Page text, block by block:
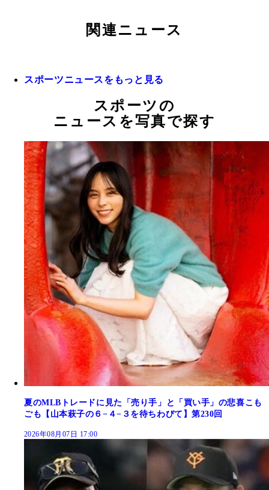
関連ニュース
スポーツニュースをもっと見る
スポーツの
ニュースを写真で探す
夏のMLBトレードに見た「売り手」と「買い手」の悲喜こも
ごも【山本萩子の６−４−３を待ちわびて】第230回
2026年08月07日 17:00